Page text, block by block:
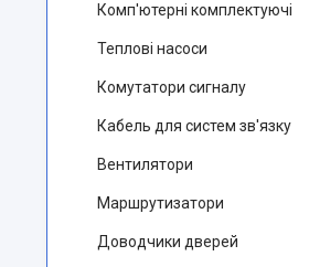
Комп'ютерні комплектуючі
Теплові насоси
Комутатори сигналу
Кабель для систем зв'язку
Вентилятори
Маршрутизатори
Доводчики дверей